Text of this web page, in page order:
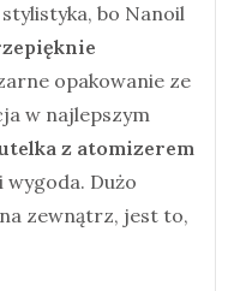
bo Nanoil
opakowanie ze
w najlepszym
z atomizerem
Dużo
zewnątrz, jest to,